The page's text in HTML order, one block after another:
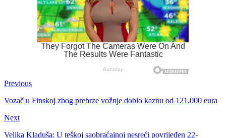
Previous
Vozač u Finskoj zbog prebrze vožnje dobio kaznu od 121.000 eura
Next
Velika Kladuša: U teškoj saobraćajnoj nesreći povrijeđen 22-